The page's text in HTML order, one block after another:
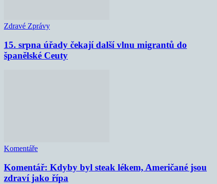
Zdravé Zprávy
15. srpna úřady čekají další vlnu migrantů do
španělské Ceuty
Komentáře
Komentář: Kdyby byl steak lékem, Američané jsou
zdraví jako řípa